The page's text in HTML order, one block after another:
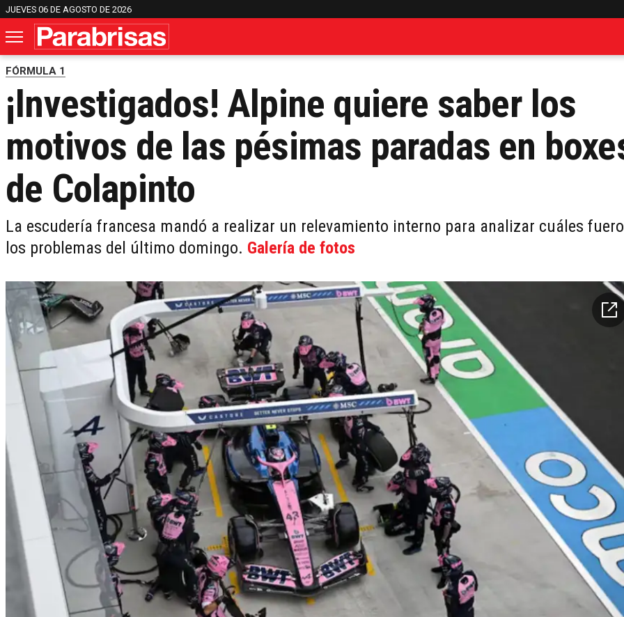
JUEVES 06 DE AGOSTO DE 2026
FÓRMULA 1
¡Investigados! Alpine quiere saber los
motivos de las pésimas paradas en
de Colapinto
La escudería francesa mandó a realizar un relevamiento interno para analizar cuáles
los problemas del último domingo. Galería de fotos